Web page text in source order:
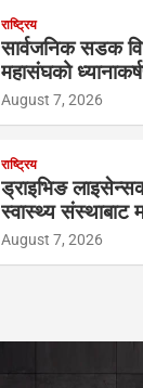
राष्ट्रिय
सार्वजनिक सडक
महासंघको
August 7, 2026
राष्ट्रिय
ड्राइभिङ
स्वास्थ्य संस्थाबाट
August 7, 2026